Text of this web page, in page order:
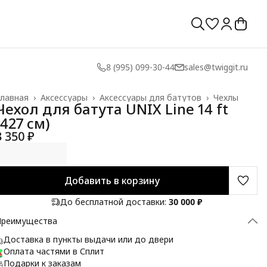
8 (995) 099-30-44 sales@twiggit.ru
Чехлы
Аксессуары для батутов ›
Аксессуары ›
›
для батута UNIX Line 14 ft
см)
350 ₽
Добавить в корзину
До бесплатной доставки: 30 000 ₽
Доставка в пункты выдачи или до двери
Оплата частями в Сплит
Подарки к заказам